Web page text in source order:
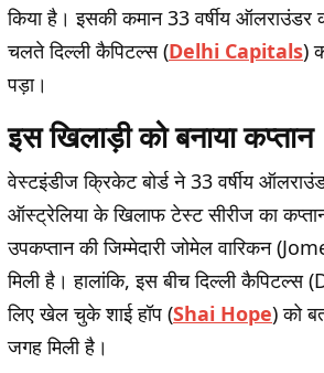
किया है। इसकी कमान 33 वर्षीय ऑलराउंडर
चलते दिल्ली कैपिटल्स (Delhi Capitals)
पड़ा।
इस खिलाड़ी को बनाया कप्तान
वेस्टइंडीज क्रिकेट बोर्ड ने 33 वर्षीय
ऑस्ट्रेलिया के खिलाफ टेस्ट सीरीज का
उपकप्तान की जिम्मेदारी जोमेल वारिकन
मिली है। हालांकि, इस बीच दिल्ली
लिए खेल चुके शाई हॉप (Shai Hope) को
जगह मिली है।